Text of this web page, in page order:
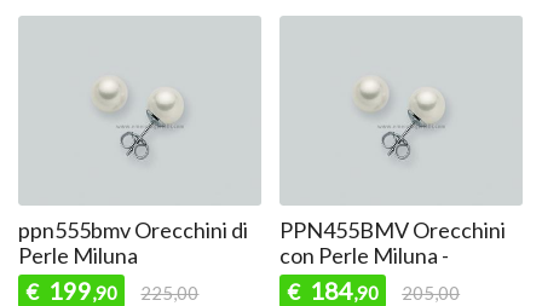
ppn555bmv Orecchini di
Perle Miluna
€ 199,90 225,00
PPN455BMV Orecchini
con Perle Miluna -
€ 184,90 205,00